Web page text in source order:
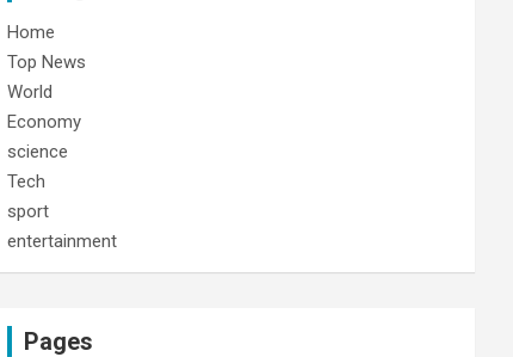
Home
Top News
World
Economy
science
Tech
sport
entertainment
Pages